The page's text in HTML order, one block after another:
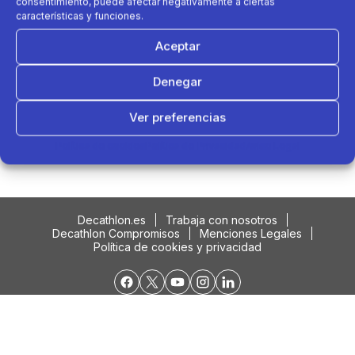
características y funciones.
Aceptar
Denegar
Ver preferencias
Decathlon.es
Trabaja con nosotros
Decathlon Compromisos
Menciones Legales
Política de cookies y privacidad